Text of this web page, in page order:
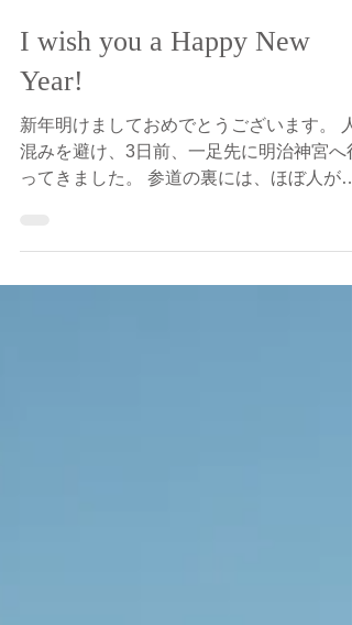
Hidetoshi Shinohara
2021年1月1日
I wish you a Happy New
Year!
新年明けましておめでとうございます。 人
のことをいろいろと思い出しました。それ